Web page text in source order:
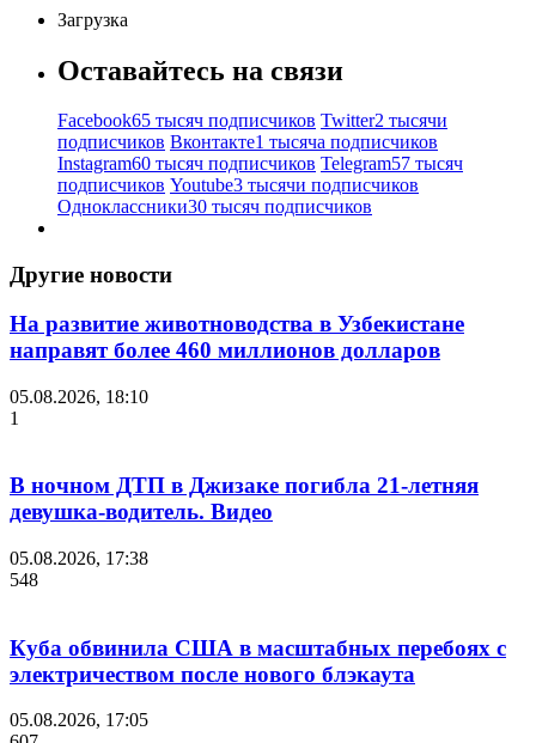
Загрузка
Оставайтесь на связи
Facebook65 тысяч подписчиков Twitter2 тысячи
подписчиков Вконтакте1 тысяча подписчиков
Instagram60 тысяч подписчиков Telegram57 тысяч
подписчиков Youtube3 тысячи подписчиков
Одноклассники30 тысяч подписчиков
Другие новости
На развитие животноводства в Узбекистане
направят более 460 миллионов долларов
05.08.2026, 18:10
1
В ночном ДТП в Джизаке погибла 21-летняя
девушка-водитель. Видео
05.08.2026, 17:38
548
Куба обвинила США в масштабных перебоях с
электричеством после нового блэкаута
05.08.2026, 17:05